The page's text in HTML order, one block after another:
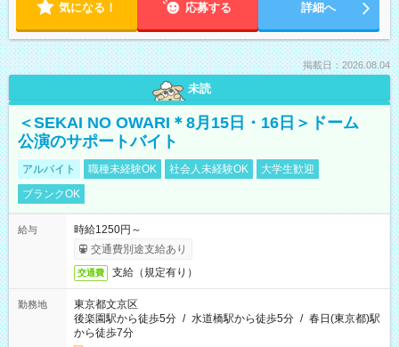
気になる！ 応募する 詳細へ
掲載日：2026.08.04
未読
＜SEKAI NO OWARI＊8月15日・16日＞ドーム
公演のサポートバイト
アルバイト 職種未経験OK 社会人未経験OK
大学生歓迎
ブランクOK
給与
時給1250円～
交通費別途支給あり
交通費 支給（規定有り）
勤務地
東京都文京区
後楽園駅から徒歩5分 / 水道橋駅から徒歩5分 / 春日(東京都)駅
から徒歩7分